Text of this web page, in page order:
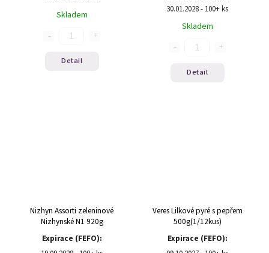
Skladem
Detail
30.01.2028 - 100+ ks
Skladem
Detail
Nizhyn Assorti zeleninové
Nizhynské N1 920g
Expirace (FEFO):
Veres Lilkové pyré s pepřem
500g(1/12kus)
Expirace (FEFO):